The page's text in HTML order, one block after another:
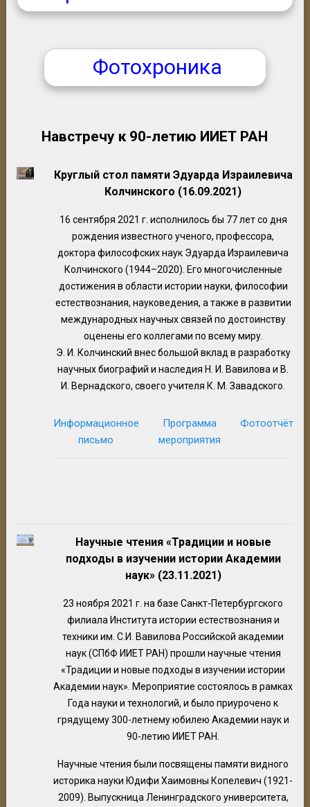
Фотохроника
Навстречу к 90-летию ИИЕТ РАН
Круглый стол памяти Эдуарда Израилевича
Колчинского (16.09.2021)
16 сентября 2021 г. исполнилось бы 77 лет со дня
рождения известного ученого, профессора,
доктора философских наук Эдуарда Израилевича
Колчинского (1944–2020). Его многочисленные
достижения в области истории науки, философии
естествознания, науковедения, а также в развитии
международных научных связей по достоинству
оценены его коллегами по всему миру.
Э. И. Колчинский внес большой вклад в разработку
научных биографий и наследия Н. И. Вавилова и В.
И. Вернадского, своего учителя К. М. Завадского.
Информационное
письмо
Программа
мероприятия
Фотоотчёт
Научные чтения «Традиции и новые
подходы в изучении истории Академии
наук» (23.11.2021)
23 ноября 2021 г. на базе Санкт-Петербургского
филиала Института истории естествознания и
техники им. С.И. Вавилова Российской академии
наук (СПбФ ИИЕТ РАН) прошли научные чтения
«Традиции и новые подходы в изучении истории
Академии наук». Мероприятие состоялось в рамках
Года науки и технологий, и было приурочено к
грядущему 300-летнему юбилею Академии наук и
90-летию ИИЕТ РАН.
Научные чтения были посвящены памяти видного
историка науки Юдифи Хаимовны Копелевич (1921-
2009). Выпускница Ленинградского университета,